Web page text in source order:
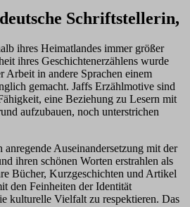
Schriftstellerin,
ihres Heimatlandes immer größer
ihres Geschichtenerzählens wurde
Arbeit in andere Sprachen einem
gemacht. Jaffs Erzählmotive sind
eine Beziehung zu Lesern mit
aufzubauen, noch unterstrichen
Auseinandersetzung mit der
ihren schönen Worten erstrahlen als
Bücher, Kurzgeschichten und Artikel
den Feinheiten der Identität
kulturelle Vielfalt zu respektieren. Das